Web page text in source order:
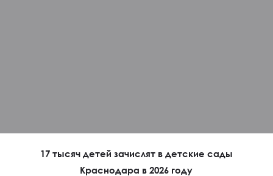
17 тысяч детей зачислят в детские сады
Краснодара в 2026 году